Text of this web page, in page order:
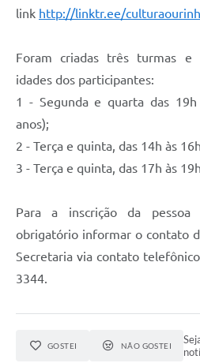
link http://linktr.ee/
Foram criadas três turmas e
idades dos participantes:
1 - Segunda e quarta das
anos);
2 - Terça e quinta, das 14h às
3 - Terça e quinta, das 17h às
Para a inscrição da
obrigatório informar o contato
Secretaria via contato
3344.
GOSTEI NÃO GOSTEI